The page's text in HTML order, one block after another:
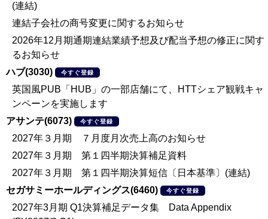
(連結)
連結子会社の商号変更に関するお知らせ
2026年12月期通期連結業績予想及び配当予想の修正に関す
るお知らせ
ハブ(3030)
今すぐ登録
英国風PUB「HUB」の一部店舗にて、HTTシェア観戦キャ
ンペーンを実施します
アサンテ(6073)
今すぐ登録
2027年３月期 ７月度月次売上高のお知らせ
2027年３月期 第１四半期決算補足資料
2027年３月期 第１四半期決算短信〔日本基準〕(連結)
セガサミーホールディングス(6460)
今すぐ登録
2027年3月期 Q1決算補足データ集 Data Appendix